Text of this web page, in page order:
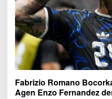
Fabrizio Romano
Agen Enzo Fernandez